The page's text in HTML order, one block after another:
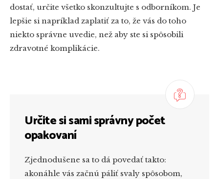
dostať, určite všetko skonzultujte s odborníkom. Je
lepšie si napríklad zaplatiť za to, že vás do toho
niekto správne uvedie, než aby ste si spôsobili
zdravotné komplikácie.
Určite si sami správny počet
opakovaní
Zjednodušene sa to dá povedať takto:
akonáhle vás začnú páliť svaly spôsobom,